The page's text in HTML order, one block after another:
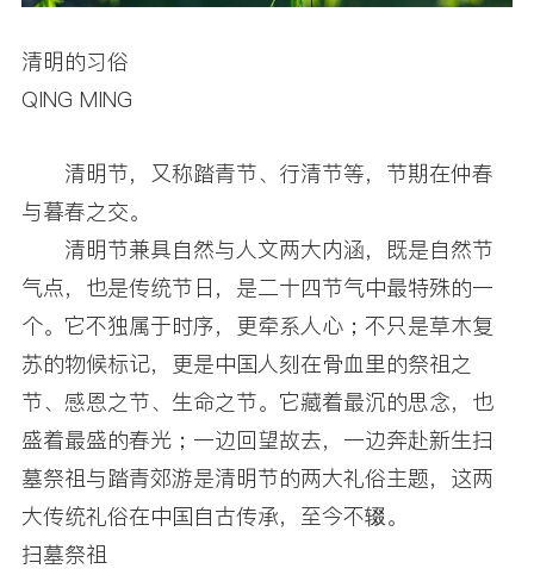
清明的习俗
QING MING
清明节，又称踏青节、行清节等，节期在仲春
与暮春之交。
清明节兼具自然与人文两大内涵，既是自然节
气点，也是传统节日，是二十四节气中最特殊的一
个。它不独属于时序，更牵系人心；不只是草木复
苏的物候标记，更是中国人刻在骨血里的祭祖之
节、感恩之节、生命之节。它藏着最沉的思念，也
盛着最盛的春光；一边回望故去，一边奔赴新生扫
墓祭祖与踏青郊游是清明节的两大礼俗主题，这两
大传统礼俗在中国自古传承，至今不辍。
扫墓祭祖